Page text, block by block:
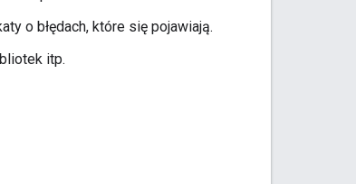
o błędach, które się pojawiają.
itp.